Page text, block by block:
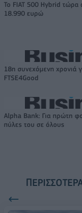
Το FIAT 500 Hybrid τώρα
18.990 ευρώ
18η συνεχόμενη χρονιά
FTSE4Good
Alpha Bank: Για πρώτη
πύλες του σε όλους